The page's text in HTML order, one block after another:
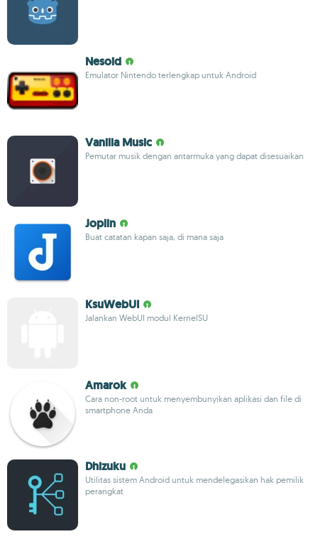
Nesoid
Emulator Nintendo terlengkap untuk Android
Vanilla Music
Pemutar musik dengan antarmuka yang dapat disesuaikan
Joplin
Buat catatan kapan saja, di mana saja
KsuWebUI
Jalankan WebUI modul KernelSU
Amarok
Cara non-root untuk menyembunyikan aplikasi dan file di
smartphone Anda
Dhizuku
Utilitas sistem Android untuk mendelegasikan hak pemilik
perangkat